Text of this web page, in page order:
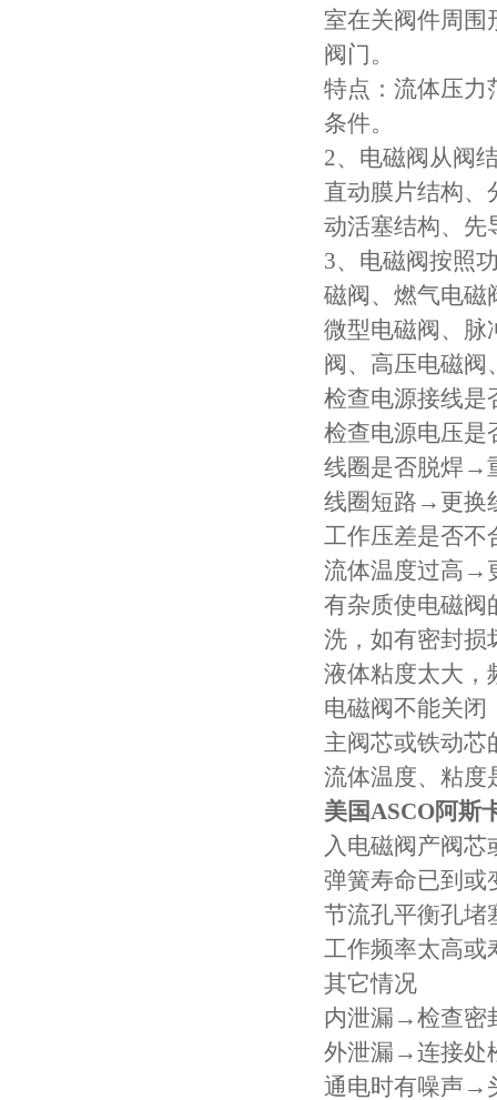
室在关阀件周围
阀门。
特点：流体压力
条件。
2、电磁阀从阀
直动膜片结构、
动活塞结构、先
3、电磁阀按照
磁阀、燃气电磁
微型电磁阀、脉
阀、高压电磁阀
检查电源接线
检查电源电压
线圈是否脱焊→
线圈短路→更换
工作压差是否
流体温度过高→
有杂质使电磁
洗，如有密封损
液体粘度太大
电磁阀不能关闭
主阀芯或铁动
流体温度、粘
美国ASCO阿斯
入电磁阀产阀
弹簧寿命已到
节流孔平衡孔
工作频率太高
其它情况
内泄漏→检查密
外泄漏→连接处
通电时有噪声→